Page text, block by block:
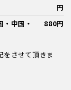
円
中国・
880円
をさせて頂きま